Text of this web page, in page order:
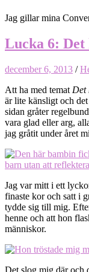
Jag gillar mina
Lucka 6:
december 6, 2013 /
Att ha med temat Det
är lite känsligt och
sidan gråter
vara glad eller arg,
jag gråtit under året
Jag var mitt i ett
finaste kor och satt i
tydde sig till mig.
henne och att hon
människor.
Det slog mig där och